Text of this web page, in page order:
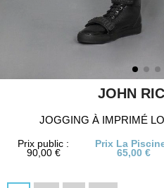
JOHN
JOGGING À IMPRIMÉ
Prix public :
90,00 €
Prix La
65,00 €